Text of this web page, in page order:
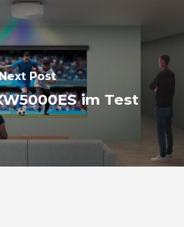
Post
im Test